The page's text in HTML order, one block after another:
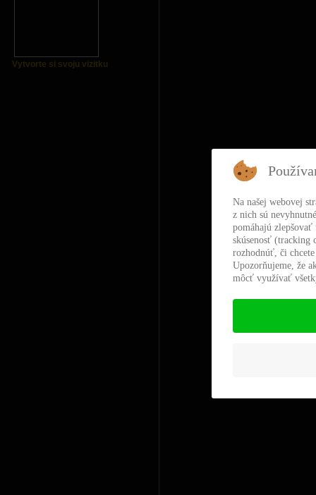
Vytvorte si svoju vizitku
Na našej webovej
z nich sú
pomáhajú
skúsenosť (tracking
rozhodnúť, či
Upozorňujeme, že
môcť využívať